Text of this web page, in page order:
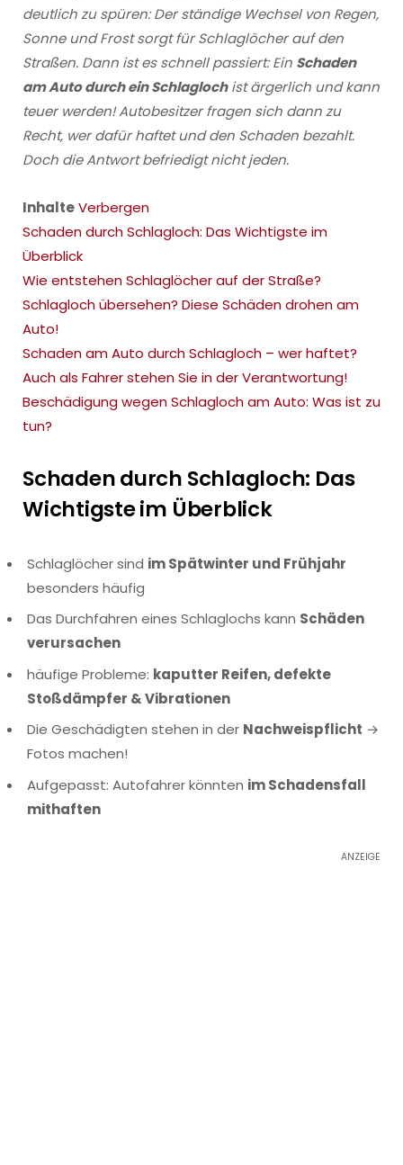
deutlich zu spüren: Der ständige Wechsel von Regen,
Sonne und Frost sorgt für Schlaglöcher auf den
Straßen. Dann ist es schnell passiert: Ein Schaden
am Auto durch ein Schlaglochist ärgerlich und kann
teuer werden! Autobesitzer fragen sich dann zu
Recht, wer dafür haftet und den Schaden bezahlt.
Doch die Antwort befriedigt nicht jeden.
InhalteVerbergen
Schaden durch Schlagloch: Das Wichtigste im
Überblick
Wie entstehen Schlaglöcher auf der Straße?
Schlagloch übersehen? Diese Schäden drohen am
Auto!
Schaden am Auto durch Schlagloch – wer haftet?
Auch als Fahrer stehen Sie in der Verantwortung!
Beschädigung wegen Schlagloch am Auto: Was ist zu
tun?
Schaden durch Schlagloch: Das
Wichtigste im Überblick
Schlaglöcher sind im Spätwinter und Frühjahr
besonders häufig
Das Durchfahren eines Schlaglochs kann Schäden
verursachen
häufige Probleme: kaputter Reifen, defekte
Stoßdämpfer & Vibrationen
Die Geschädigten stehen in der Nachweispflicht →
Fotos machen!
Aufgepasst: Autofahrer könnten im Schadensfall
mithaften
ANZEIGE